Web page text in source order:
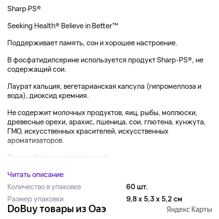
Sharp·PS®
Seeking Health® Believe in Better™
Поддерживает память, сон и хорошее настроение.
В фосфатидилсерине используется продукт Sharp-PS®, не
содержащий сои.
Лаурат кальция, вегетарианская капсула (гипромеллоза и
вода), диоксид кремния.
Не содержит молочных продуктов, яиц, рыбы, моллюски,
древесные орехи, арахис, пшеница, сои, глютена, кунжута,
ГМО, искусственных красителей, искусственных
ароматизаторов.
При необходимости принимать...
Читать описание
Количество в упаковке
60 шт.
Размер упаковки
9,8 x 5,3 x 5,2 см